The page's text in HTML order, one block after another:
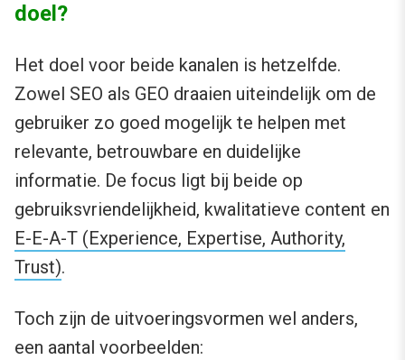
doel?
Het doel voor beide kanalen is hetzelfde.
Zowel SEO als GEO draaien uiteindelijk om de
gebruiker zo goed mogelijk te helpen met
relevante, betrouwbare en duidelijke
informatie. De focus ligt bij beide op
gebruiksvriendelijkheid, kwalitatieve content en
E-E-A-T (Experience, Expertise, Authority,
Trust).
Toch zijn de uitvoeringsvormen wel anders,
een aantal voorbeelden: